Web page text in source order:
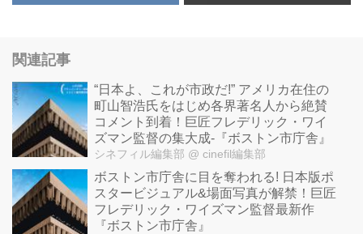
レデリック・ワイズマン。
その記念すべき第40作目で、第２
８回東京国際映画祭で上映されて
好評を博した本作が『ニューヨー
ク、ジャクソンハイツへようこ
そ』の邦題で、10月イメージフォ
ーラムを皮切りに全国順次公開さ
関連記事
“日本よ、これが市政だ!” アメリカ在住の
町山智浩氏をはじめ各界著名人から絶賛
コメント到着！巨匠フレデリック・ワイ
ズマン監督の集大成-『ボストン市庁舎』
シネフィル編集部 @ cinefil編集部
ボストン市庁舎に目を奪われる! 日本版ポ
スタービジュアル&場面写真が解禁！巨匠
フレデリック・ワイズマン監督最新作
『ボストン市庁舎』